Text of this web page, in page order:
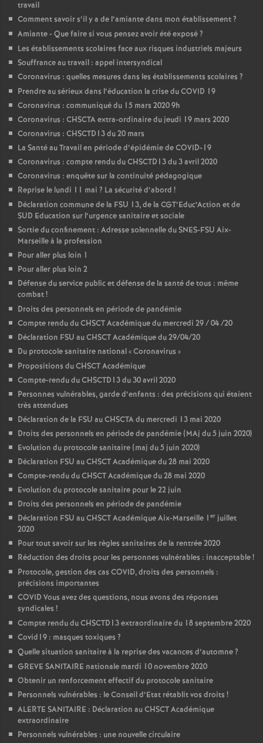
travail
Comment savoir s’il y a de l’amiante dans mon établissement?
Amiante - Que faire si vous pensez avoir été exposé?
Les établissements scolaires face aux risques industriels majeurs
Souffrance au travail : appel intersyndical
Coronavirus : quelles mesures dans les établissements scolaires ?
Prendre au sérieux dans l’éducation la crise du COVID 19
Coronavirus : communiqué du 15 mars 2020 9h
Coronavirus : CHSCTA extra-ordinaire du jeudi 19 mars 2020
Coronavirus : CHSCTD13 du 20 mars
La Santé au Travail en période d’épidémie de COVID-19
Coronavirus : compte rendu du CHSCTD13 du 3 avril 2020
Coronavirus : enquête sur la continuité pédagogique
Reprise le lundi 11 mai ? La sécurité d’abord !
Déclaration commune de la FSU 13, de la CGT’Educ’Action et de
SUD Education sur l’urgence sanitaire et sociale
Sortie du confinement : Adresse solennelle du SNES-FSU Aix-
Marseille à la profession
Pour aller plus loin 1
Pour aller plus loin 2
Défense du service public et défense de la santé de tous : même
combat!
Droits des personnels en période de pandémie
Compte rendu du CHSCT Académique du mercredi 29 / 04 /20
Déclaration FSU au CHSCT Académique du 29/04/20
Du protocole sanitaire national «Coronavirus »
Propositions du CHSCT Académique
Compte-rendu du CHSCTD13 du 30 avril 2020
Personnes vulnérables, garde d’enfants : des précisions qui étaient
très attendues
Déclaration de la FSU au CHSCTA du mercredi 13 mai 2020
Droits des personnels en période de pandémie (MAj du 5 juin 2020)
Evolution du protocole sanitaire (maj du 5 juin 2020)
Déclaration FSU au CHSCT Académique du 28 mai 2020
Compte-rendu du CHSCT Académique du 28 mai 2020
Evolution du protocole sanitaire pour le 22 juin
Droits des personnels en période de pandémie
Déclaration FSU au CHSCT Académique Aix-Marseille 1 er juillet
2020
Pour tout savoir sur les règles sanitaires de la rentrée 2020
Réduction des droits pour les personnes vulnérables : inacceptable!
Protocole, gestion des cas COVID, droits des personnels :
précisions importantes
COVID Vous avez des questions, nous avons des réponses
syndicales !
Compte rendu du CHSCTD13 extraordinaire du 18 septembre 2020
Covid19 : masques toxiques ?
Quelle situation sanitaire à la reprise des vacances d’automne?
GREVE SANITAIRE nationale mardi 10 novembre 2020
Obtenir un renforcement effectif du protocole sanitaire
Personnels vulnérables : le Conseil d’Etat rétablit vos droits !
ALERTE SANITAIRE : Déclaration au CHSCT Académique
extraordinaire
Personnels vulnérables : une nouvelle circulaire